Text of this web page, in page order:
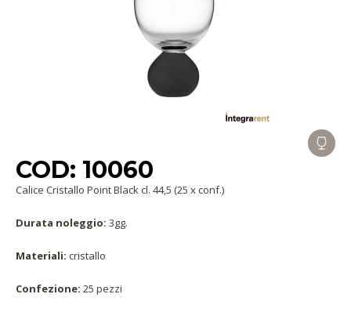
COD: 10060
Calice Cristallo Point Black cl. 44,5 (25 x conf.)
Durata noleggio: 3gg.
Materiali: cristallo
Confezione: 25 pezzi